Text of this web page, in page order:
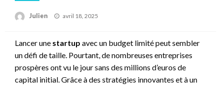
Julien
Posted
avril 18, 2025
Lancer une startup avec un budget limité peut sembler
un défi de taille. Pourtant, de nombreuses entreprises
prospères ont vu le jour sans des millions d’euros de
capital initial. Grâce à des stratégies innovantes et à un